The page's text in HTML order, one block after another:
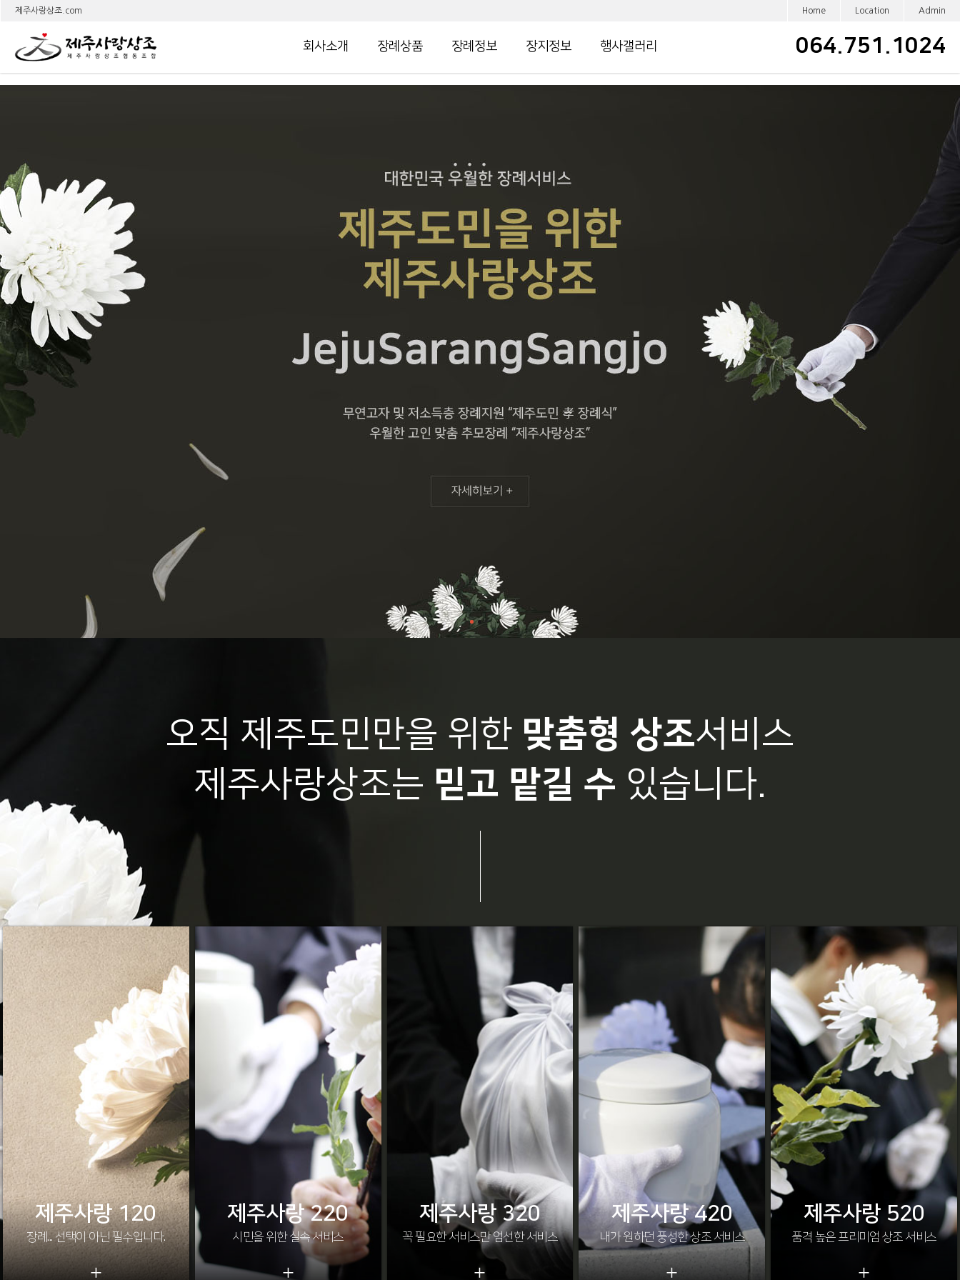
제주사랑상조.com Home Location Admin
회사소개 장례상품 장례정보 장지정보 행사갤러리 064.751.1024
오직 제주도민만을 위한 맞춤형 상조서비스
제주사랑상조는 믿고 맡길 수 있습니다.
제주사랑 120
장례... 선택이 아닌 필수입니다.
+
제주사랑 220
시민을 위한 실속 서비스
+
제주사랑 320
꼭 필요한 서비스만 엄선한 서비스
+
제주사랑 420
내가 원하던 풍성한 상조 서비스
+
제주사랑 520
품격 높은 프리미엄 상조 서비스
+